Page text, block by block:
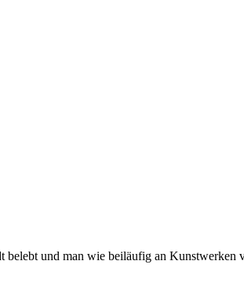
und man wie beiläufig an